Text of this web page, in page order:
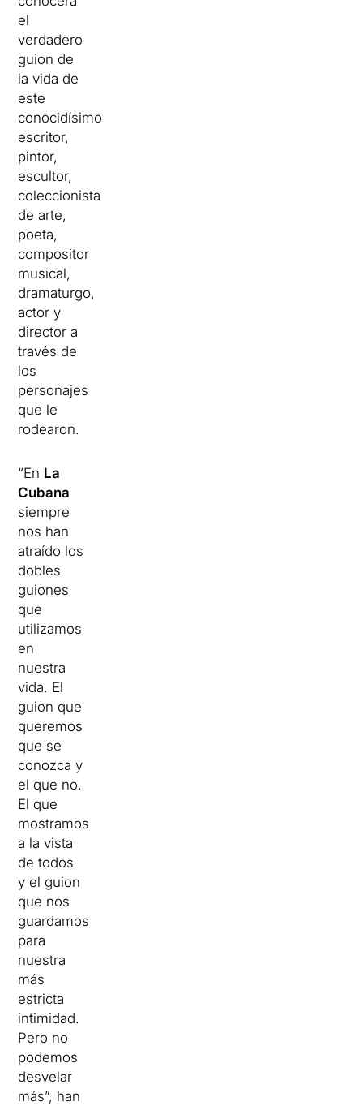
el
verdadero
guion de
la vida de
este
conocidísimo
escritor,
pintor,
escultor,
coleccionista
de arte,
poeta,
compositor
musical,
dramaturgo,
actor y
director a
través de
los
personajes
que le
rodearon.
“En La
Cubana
siempre
nos han
atraído los
dobles
guiones
que
utilizamos
en
nuestra
vida. El
guion que
queremos
que se
conozca y
el que no.
El que
mostramos
a la vista
de todos
y el guion
que nos
guardamos
para
nuestra
más
estricta
intimidad.
Pero no
podemos
desvelar
más”, han